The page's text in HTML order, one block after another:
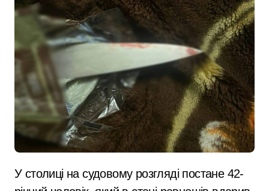
У столиці на судовому розгляді постане 42-